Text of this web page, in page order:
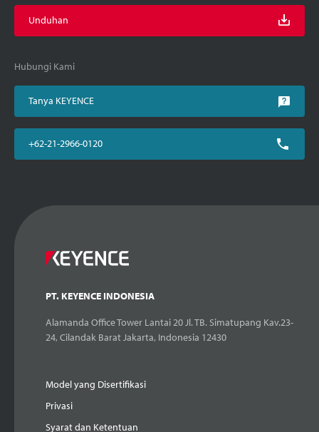
Unduhan
Hubungi Kami
Tanya KEYENCE
+62-21-2966-0120
PT. KEYENCE INDONESIA
Alamanda Office Tower Lantai 20 Jl. TB. Simatupang Kav.23-
24, Cilandak Barat Jakarta, Indonesia 12430
Model yang Disertifikasi
Privasi
Syarat dan Ketentuan